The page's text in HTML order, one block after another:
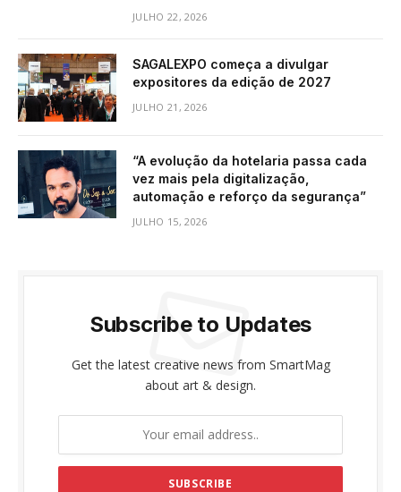
JULHO 22, 2026
SAGALEXPO começa a divulgar
expositores da edição de 2027
JULHO 21, 2026
“A evolução da hotelaria passa cada
vez mais pela digitalização,
automação e reforço da segurança”
JULHO 15, 2026
Subscribe to Updates
Get the latest creative news from SmartMag
about art & design.